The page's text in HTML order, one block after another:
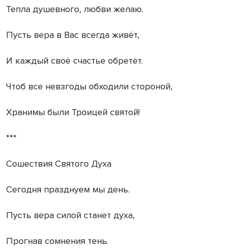
Тепла душевного, любви желаю.
Пусть вера в Вас всегда живёт,
И каждый своё счастье обретёт.
Чтоб все невзгоды обходили стороной,
Хранимы были Троицей святой!
***
Сошествия Святого Духа
Сегодня празднуем мы день.
Пусть вера силой станет духа,
Прогнав сомнения тень.